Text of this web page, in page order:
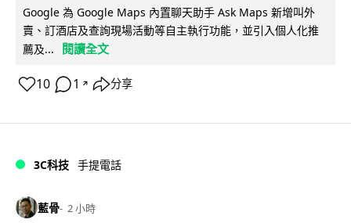
Google 為 Google Maps 內置聊天助手 Ask Maps 新增叫外
賣、訂酒店及查詢現場活動等自主執行功能，並引入個人化推
薦及...
閱讀全文
10 1 ↗ 分享
3C科技 手提電話
藍骨 2 小時